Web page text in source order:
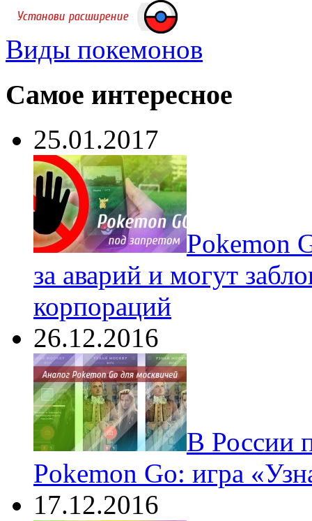
Виды покемонов
Самое интересное
25.01.2017
Pokеmon
за аварий и могут
корпораций
26.12.2016
В России
Pokemon Go: игра
17.12.2016